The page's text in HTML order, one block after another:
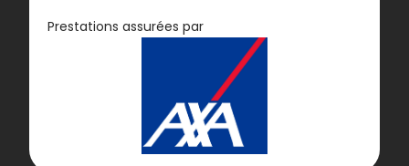
Diagnostic
Prestations assurées par